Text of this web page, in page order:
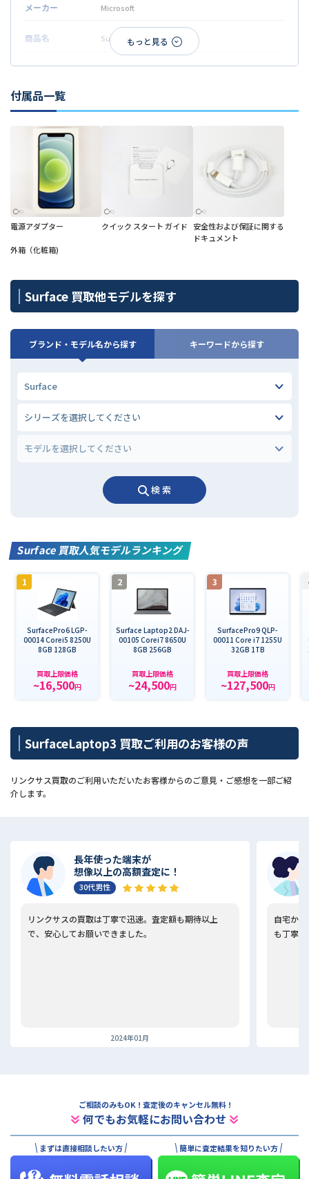
メーカー Microsoft
商品名 Surface Laptop3
シリーズ Surface Laptop3
種類
付属品一覧
電源アダプター クイック スタート ガイド
安全性および保証に関する
ドキュメント
外箱（化粧箱)
Surface 買取他モデルを探す
ブランド・モデル名から探す キーワードから探す
検 索
Surface 買取人気モデルランキング
1
SurfacePro6 LGP-
00014 Corei5 8250U
8GB 128GB
買取上限価格
~16,500円
2
Surface Laptop2 DAJ-
00105 Corei7 8650U
8GB 256GB
買取上限価格
~24,500円
3
SurfacePro9 QLP-
00011 Core i7 1255U
32GB 1TB
買取上限価格
~127,500円
SurfaceLaptop3 買取ご利用のお客様の声
リンクサス買取のご利用いただいたお客様からのご意見・ご感想を一部ご紹
介します。
長年使った端末が
想像以上の高額査定に！
30代男性
リンクサスの買取は丁寧で迅速。査定額も期待以上
で、安心してお願いできました。
2024年01月
自宅か
も丁寧
ご相談のみもOK ! 査定後のキャンセル無料 !
何でもお気軽にお問い合わせ
まずは直接相談したい方 簡単に査定結果を知りたい方